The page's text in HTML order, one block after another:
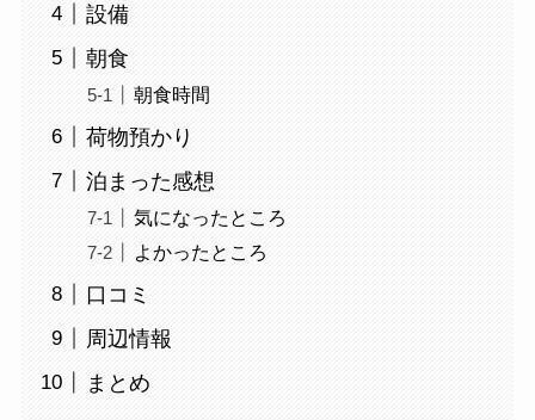
設備
朝食
朝食時間
荷物預かり
泊まった感想
気になったところ
よかったところ
口コミ
周辺情報
まとめ